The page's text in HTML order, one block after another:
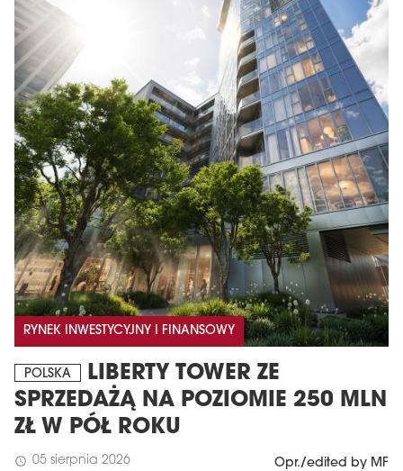
RYNEK INWESTYCYJNY I FINANSOWY
POLSKA
LIBERTY TOWER ZE
SPRZEDAŻĄ NA POZIOMIE 250 MLN
ZŁ W PÓŁ ROKU
schedule 05 sierpnia 2026 Opr./edited by MF